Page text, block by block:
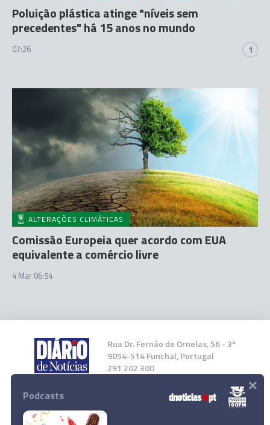
Poluição plástica atinge "níveis sem
precedentes" há 15 anos no mundo
07:26 1
ALTERAÇÕES CLIMÁTICAS
Comissão Europeia quer acordo com EUA
equivalente a comércio livre
4 Mar 06:54
Rua Dr. Fernão de Ornelas, 56 - 3º
9054-514 Funchal, Portugal
291 202 300
Instale a nossa App
Podcasts ×